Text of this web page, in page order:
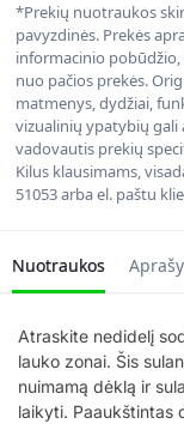
*Prekių nuotraukos
pavyzdinės. Prekės
informacinio
nuo pačios prekės.
matmenys, dydžiai,
vizualinių ypatybių
vadovautis prekių
Kilus klausimams,
51053 arba el. paštu
Nuotraukos
Atraskite nedidelį
lauko zonai. Šis
nuimamą dėklą ir
laikyti. Paaukštintas